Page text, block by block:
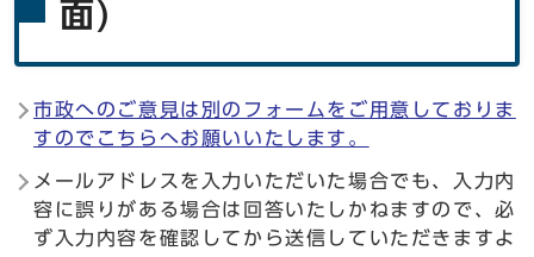
面)
市政へのご意見は別のフォームをご用意しておりま
すのでこちらへお願いいたします。
メールアドレスを入力いただいた場合でも、入力内
容に誤りがある場合は回答いたしかねますので、必
ず入力内容を確認してから送信していただきますよ